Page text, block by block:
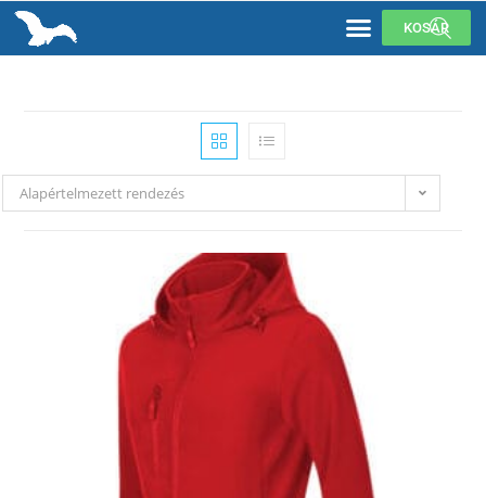
KOSÁR
Alapértelmezett rendezés